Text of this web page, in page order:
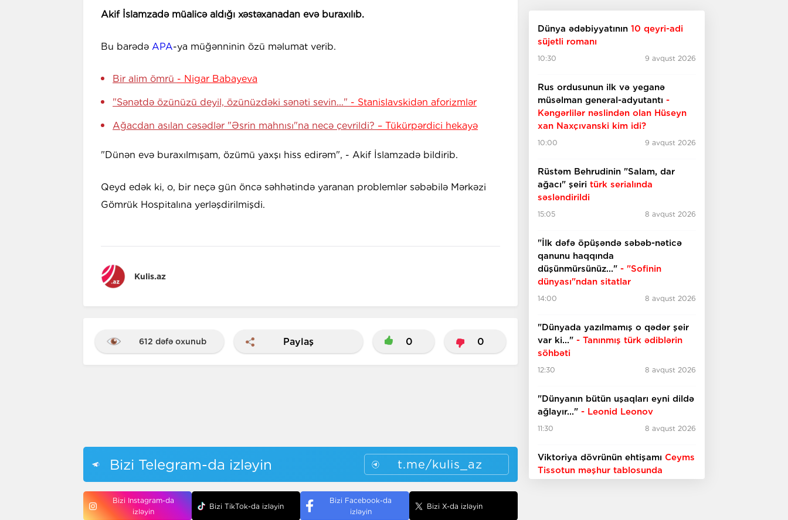
Akif İslamzadə müalicə aldığı xəstəxanadan evə buraxılıb.
Bu barədə APA-ya müğənninin özü məlumat verib.
Bir alim ömrü - Nigar Babayeva
"Sənətdə özünüzü deyil, özünüzdəki sənəti sevin..." - Stanislavskidən aforizmlər
Ağacdan asılan cəsədlər "Əsrin mahnısı"na necə çevrildi? – Tükürpərdici hekayə
"Dünən evə buraxılmışam, özümü yaxşı hiss edirəm", - Akif İslamzadə bildirib.
Qeyd edək ki, o, bir neçə gün öncə səhhətində yaranan problemlər səbəbilə Mərkəzi
Gömrük Hospitalına yerləşdirilmişdi.
Kulis.az
612 dəfə oxunub Paylaş 0 0
Bizi Telegram-da izləyin t.me/kulis_az
Bizi Instagram-da
izləyin
Bizi TikTok-da izləyin
Bizi Facebook-da
izləyin
Bizi X-da izləyin
Dünya ədəbiyyatının 10 qeyri-adi
süjetli romanı
10:30 9 avqust 2026
Rus ordusunun ilk və yeganə
müsəlman general-adyutantı -
Kəngərlilər nəslindən olan Hüseyn
xan Naxçıvanski kim idi?
10:00 9 avqust 2026
Rüstəm Behrudinin "Salam, dar
ağacı" şeiri türk serialında
səsləndirildi
15:05 8 avqust 2026
"İlk dəfə öpüşəndə səbəb-nəticə
qanunu haqqında
düşünmürsünüz..." - "Sofinin
dünyası"ndan sitatlar
14:00 8 avqust 2026
"Dünyada yazılmamış o qədər şeir
var ki..." - Tanınmış türk ədiblərin
söhbəti
12:30 8 avqust 2026
​​​​​​​"Dünyanın bütün uşaqları eyni dildə
ağlayır..." - Leonid Leonov
11:30 8 avqust 2026
Viktoriya dövrünün ehtişamı Ceyms
Tissotun məşhur tablosunda